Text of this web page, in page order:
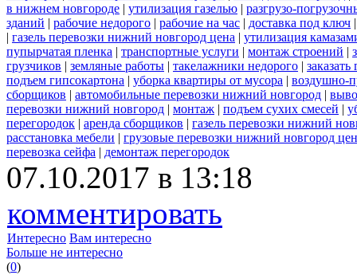
в нижнем новгороде | утилизация газелью | разгрузо-
зданий | рабочие недорого | рабочие на час | доставка под ключ
| газель перевозки нижний новгород цена | утилизация
пупырчатая пленка | транспортные услуги | монтаж строений |
грузчиков | земляные работы | такелажники недорого |
подъем гипсокартона | уборка квартиры от мусора | воздушно-
сборщиков | автомобильные перевозки нижний новгород |
перевозки нижний новгород | монтаж | подъем сухих смесей |
перегородок | аренда сборщиков | газель перевозки нижний
расстановка мебели | грузовые перевозки нижний новгород
перевозка сейфа | демонтаж перегородок
07.10.2017 в 13:18
комментировать
Интересно Вам интересно
Больше не интересно
(0)